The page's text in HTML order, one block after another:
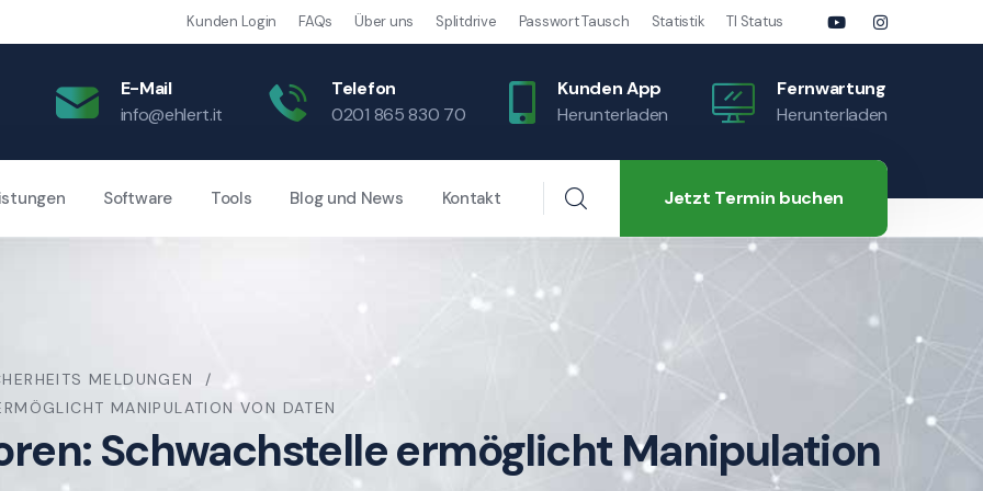
Kunden Login FAQs Über uns Splitdrive Passwort Tausch Statistik TI Status
E-Mail
info@ehlert.it
Telefon
0201 865 830 70
Kunden App
Herunterladen
Fernwartung
Herunterladen
Software Tools Blog und News Kontakt Jetzt Termin buchen
MELDUNGEN
MANIPULATION VON DATEN
Schwachstelle ermöglicht Manipulation